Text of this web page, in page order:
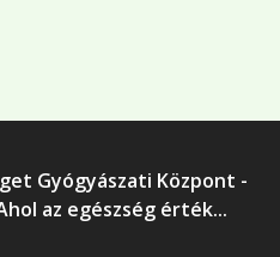
Gyógyászati Központ -
az egészség érték...